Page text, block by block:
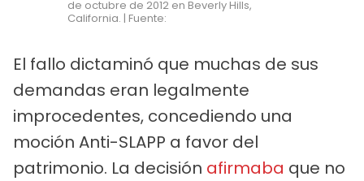
de octubre de 2012 en Beverly Hills,
California. | Fuente:
El fallo dictaminó que muchas de sus
demandas eran legalmente
improcedentes, concediendo una
moción Anti-SLAPP a favor del
patrimonio. La decisión afirmaba que no